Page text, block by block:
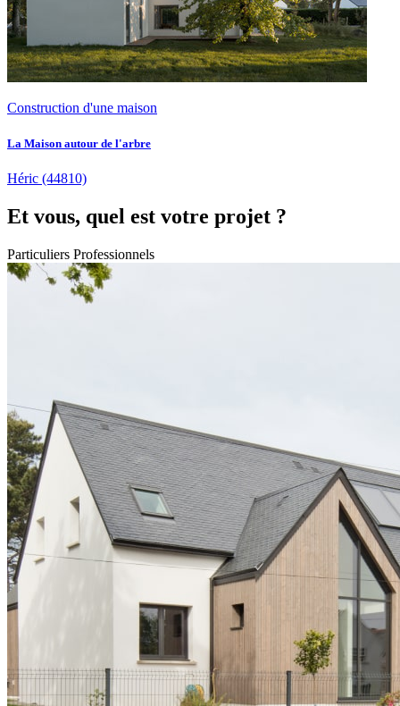
Construction d'une maison
La Maison autour de l'arbre
Héric (44810)
Et vous, quel est votre projet ?
Particuliers Professionnels